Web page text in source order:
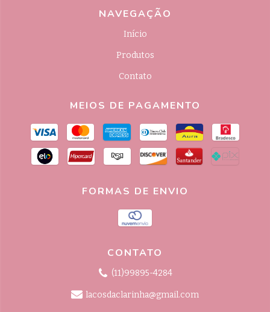
NAVEGAÇÃO
Início
Produtos
Contato
MEIOS DE PAGAMENTO
FORMAS DE ENVIO
CONTATO
(11)99895-4284
lacosdaclarinha@gmail.com